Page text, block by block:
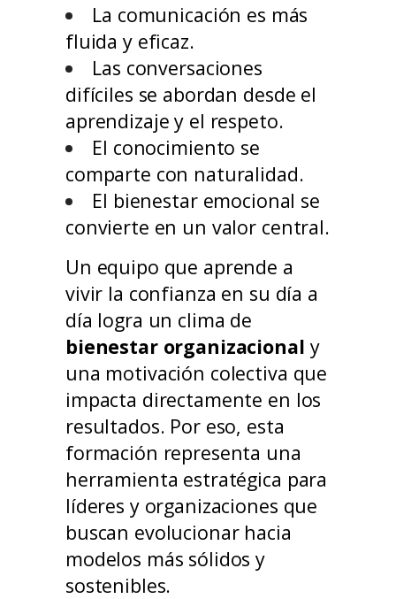
La comunicación es más
fluida y eficaz.
Las conversaciones
difíciles se abordan desde el
aprendizaje y el respeto.
El conocimiento se
comparte con naturalidad.
El bienestar emocional se
convierte en un valor central.
Un equipo que aprende a
vivir la confianza en su día a
día logra un clima de
bienestar organizacional y
una motivación colectiva que
impacta directamente en los
resultados. Por eso, esta
formación representa una
herramienta estratégica para
líderes y organizaciones que
buscan evolucionar hacia
modelos más sólidos y
sostenibles.